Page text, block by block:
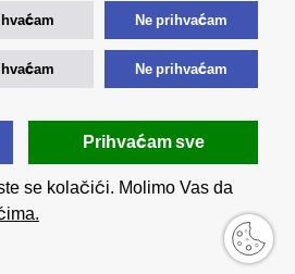
Ne prihvaćam
Ne prihvaćam
Prihvaćam sve
se kolačići. Molimo Vas da